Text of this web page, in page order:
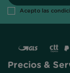
Acepto las
Precios &